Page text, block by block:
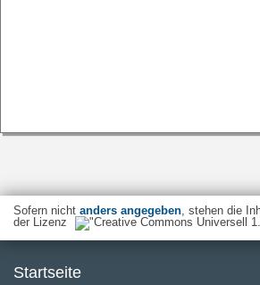
Sofern nicht anders angegeben, stehen die
der Lizenz
Startseite